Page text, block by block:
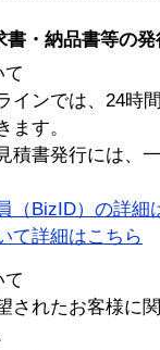
書・納品書等の
て
インでは、24時
ます。
積書発行には、
（BizID）の詳細
て詳細はこちら
て
されたお客様に